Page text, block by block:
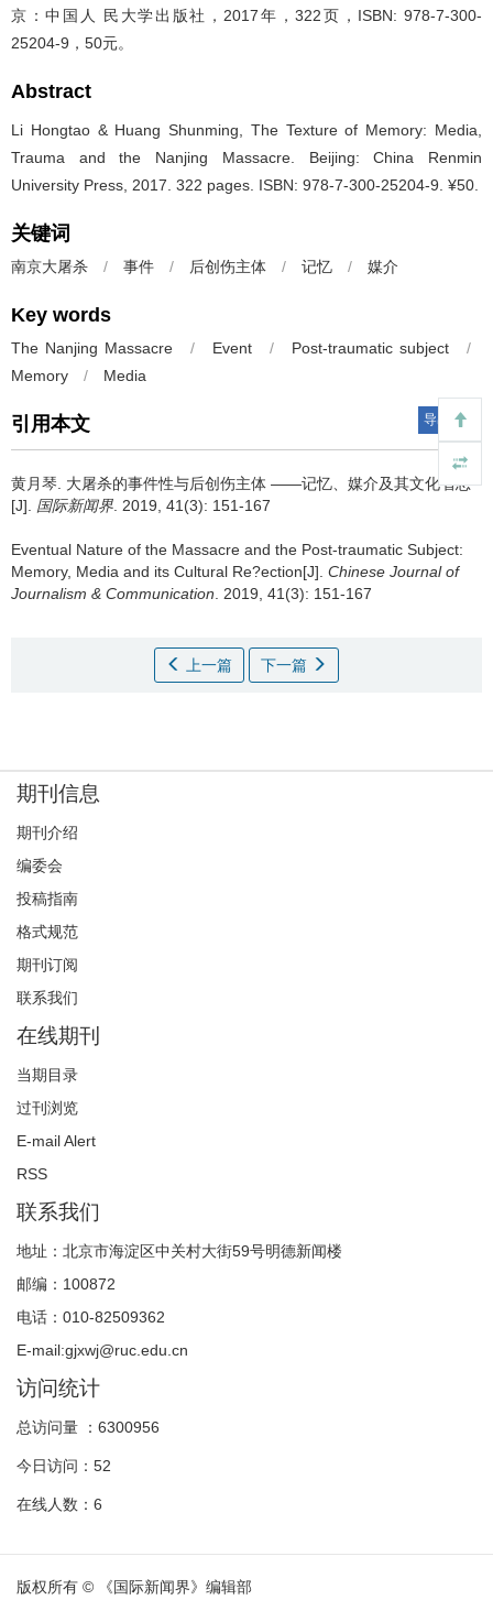
京：中国人 民大学出版社，2017年，322页，ISBN: 978-7-300-
25204-9，50元。
Abstract
Li Hongtao & Huang Shunming, The Texture of Memory: Media,
Trauma and the Nanjing Massacre. Beijing: China Renmin
University Press, 2017. 322 pages. ISBN: 978-7-300-25204-9. ¥50.
关键词
南京大屠杀 / 事件 / 后创伤主体 / 记忆 / 媒介
Key words
The Nanjing Massacre / Event / Post-traumatic subject
/
Memory
/ Media
引用本文 导出引用
黄月琴. 大屠杀的事件性与后创伤主体 ——记忆、媒介及其文化省思
[J]. 国际新闻界 . 2019, 41(3): 151-167
Eventual Nature of the Massacre and the Post-traumatic Subject:
Memory, Media and its Cultural Re?ection[J]. Chinese Journal of
Journalism & Communication . 2019, 41(3): 151-167
上一篇 下一篇
期刊信息
期刊介绍
编委会
投稿指南
格式规范
期刊订阅
联系我们
在线期刊
当期目录
过刊浏览
E-mail Alert
RSS
联系我们
地址：北京市海淀区中关村大街59号明德新闻楼
邮编：100872
电话：010-82509362
E-mail:gjxwj@ruc.edu.cn
访问统计
总访问量 ： 6300956
今日访问： 52
在线人数： 6
版权所有 © 《国际新闻界》编辑部